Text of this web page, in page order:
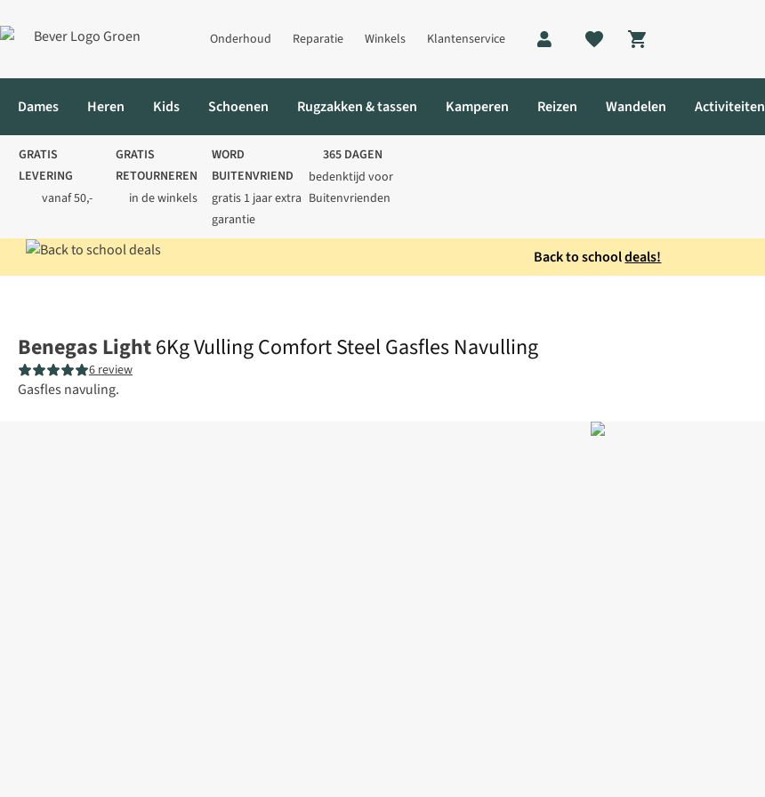
Onderhoud Reparatie Winkels Klantenservice
Shopping cart
Dames Heren Kids Schoenen Rugzakken & tassen Kamperen Reizen Wandelen Activiteiten
GRATIS
LEVERING
vanaf 50,-
GRATIS
RETOURNEREN
in de winkels
WORD
BUITENVRIEND
gratis 1 jaar extra
garantie
365 DAGEN
bedenktijd voor
Buitenvrienden
Back to schooldeals!
Benegas Light6Kg Vulling Comfort Steel Gasfles Navulling
6 review
Gasfles navuling.